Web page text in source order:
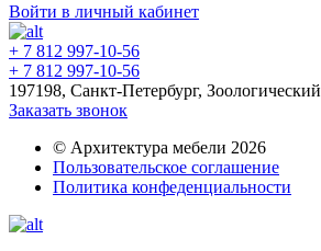
Войти в личный кабинет
+ 7 812 997-10-56
+ 7 812 997-10-56
197198, Санкт-Петербург,
Заказать звонок
© Архитектура мебели 2026
Пользовательское соглашение
Политика конфеденциальности